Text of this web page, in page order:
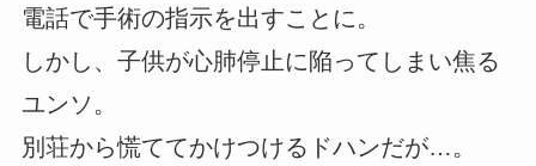
電話で手術の指示を出すことに。
しかし、子供が心肺停止に陥ってしまい焦る
ユンソ。
別荘から慌ててかけつけるドハンだが…。